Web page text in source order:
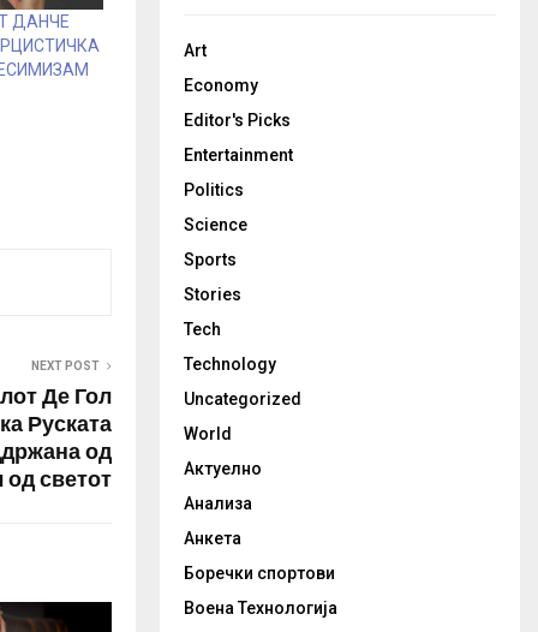
ДАНЧЕ
NEXT POST
Де Гол
Руската
од
светот
Art
Economy
Editor's Picks
Entertainment
Politics
Science
Sports
Stories
Tech
Technology
Uncategorized
World
Актуелно
Анализа
Анкета
Боречки спортови
Воена Технологија